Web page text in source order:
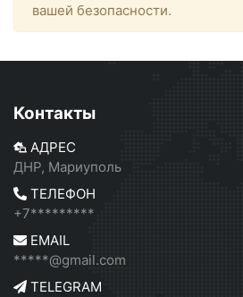
вашей безопасности.
Контакты
АДРЕС
ДНР, Мариуполь
ТЕЛЕФОН
+7*********
EMAIL
*****@gmail.com
TELEGRAM